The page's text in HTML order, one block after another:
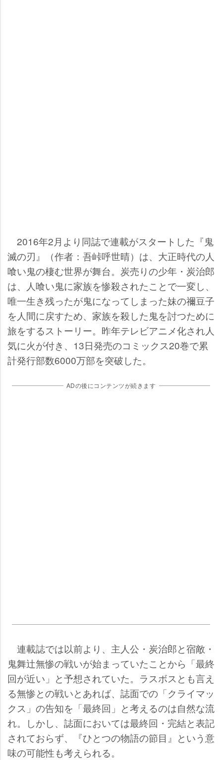
2016年2月より同誌で連載がスタートした『鬼
滅の刃』（作者：吾峠呼世晴）は、大正時代の人
喰い鬼の棲む世界が舞台。炭売りの少年・炭治郎
は、人喰い鬼に家族を惨殺されたことで一変し、
唯一生き残ったが鬼になってしまった妹の禰豆子
を人間に戻すため、家族を殺した鬼を討つために
旅をするストーリー。昨年テレビアニメ化され人
気に火が付き、13日発売のコミックス20巻で累
計発行部数6000万部を突破した。
ADの後にコンテンツが続きます
連載誌では以前より、主人公・炭治郎と宿敵・
鬼舞辻無惨の戦いが始まっていたことから「最終
回が近い」と予想されていた。ラスボスとも言え
る無惨との戦いとあれば、誌面での「クライマッ
クス」の告知を「最終回」と考えるのは自然な流
れ。しかし、誌面においては最終回・完結と表記
されておらず、『ひとつの物語の節目』という意
味の可能性も考えられる。